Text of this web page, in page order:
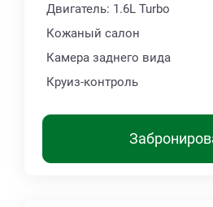
Двигатель: 1.6L Turbo
Кожаный салон
Камера заднего вида
Круиз-контроль